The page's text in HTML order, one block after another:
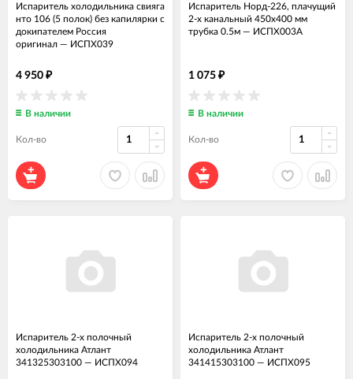
Испаритель холодильника свияга
нто 106 (5 полок) без капилярки с
докипателем Россия
оригинал — ИСПХ039
4 950 ₽
В наличии
Кол-во
Испаритель Норд-226, плачущий
2-х канальный 450x400 мм
трубка 0.5м — ИСПХ003А
1 075 ₽
В наличии
Кол-во
Испаритель 2-х полочный
холодильника Атлант
341325303100 — ИСПХ094
Испаритель 2-х полочный
холодильника Атлант
341415303100 — ИСПХ095